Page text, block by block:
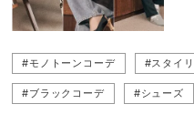
#モノトーンコーデ #スタイ
#ブラックコーデ #シューズ